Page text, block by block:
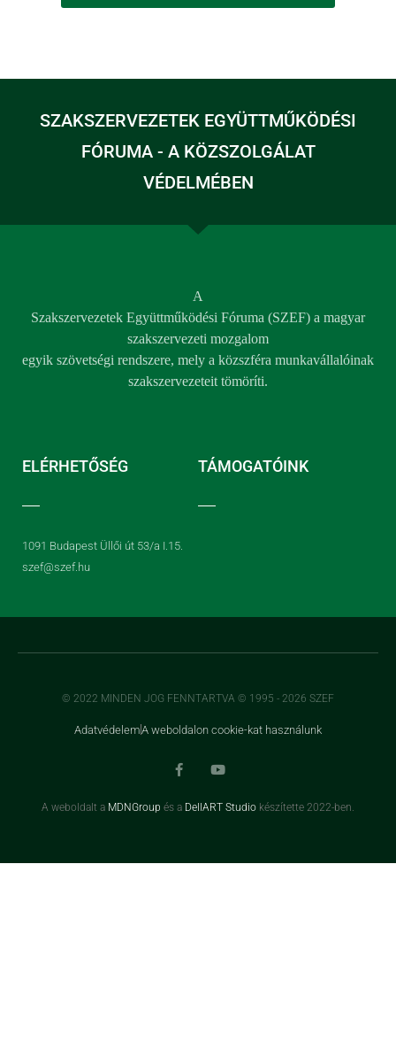
SZAKSZERVEZETEK EGYÜTTMŰKÖDÉSI
FÓRUMA - A KÖZSZOLGÁLAT
VÉDELMÉBEN
A
Szakszervezetek Együttműködési Fóruma (SZEF) a magyar
szakszervezeti mozgalom
egyik szövetségi rendszere, mely a közszféra munkavállalóinak
szakszervezeteit tömöríti.
ELÉRHETŐSÉG
1091 Budapest Üllői út 53/a I.15.
szef@szef.hu
TÁMOGATÓINK
© 2022 MINDEN JOG FENNTARTVA © 1995 - 2026 SZEF
AdatvédelemA weboldalon cookie-kat használunk
A weboldalt a MDNGroup és a DellART Studio készítette 2022-ben.